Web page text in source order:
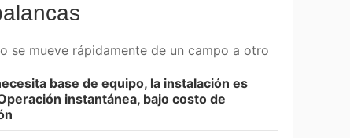
se mueve rápidamente de un campo a otro
base de equipo, la instalación es
instantánea, bajo costo de